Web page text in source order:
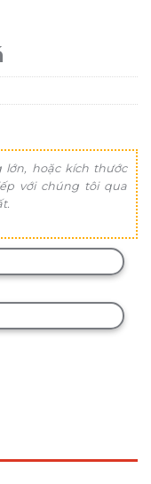
lớn, hoặc kích thước
với chúng tôi qua